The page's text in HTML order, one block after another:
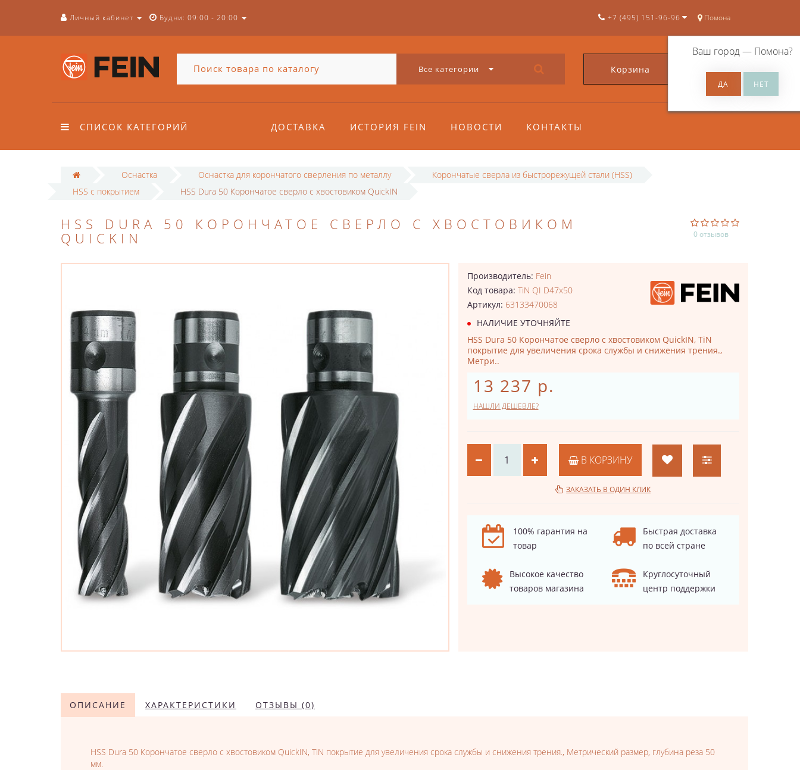
Личный кабинет Будни: 09:00 - 20:00 Помона
Ваш город — Помона?
+7 (495) 151-96-96
Все категории Корзина 0
СПИСОК КАТЕГОРИЙ ДОСТАВКА ИСТОРИЯ FEIN НОВОСТИ КОНТАКТЫ
Оснастка Оснастка для корончатого сверления по металлу
Корончатые сверла из быстрорежущей стали (HSS)
HSS с покрытием
HSS Dura 50 Корончатое сверло с хвостовиком QuickIN
HSS DURA 50 КОРОНЧАТОЕ СВЕРЛО С ХВОСТОВИКОМ
QUICKIN
0 отзывов
Производитель: Fein
Код товара: TiN QI D47x50
Артикул: 63133470068
НАЛИЧИЕ УТОЧНЯЙТЕ
HSS Dura 50 Корончатое сверло с хвостовиком QuickIN, TiN
покрытие для увеличения срока службы и снижения трения.,
Метри..
13 237 р.
НАШЛИ ДЕШЕВЛЕ?
В КОРЗИНУ
ЗАКАЗАТЬ В ОДИН КЛИК
100% гарантия на
товар
Быстрая доставка
по всей стране
Высокое качество
товаров магазина
Круглосуточный
центр поддержки
ОПИСАНИЕ ХАРАКТЕРИСТИКИ ОТЗЫВЫ (0)
HSS Dura 50 Корончатое сверло с хвостовиком QuickIN, TiN покрытие для увеличения срока службы и снижения трения., Метрический размер, глубина реза 50
мм.